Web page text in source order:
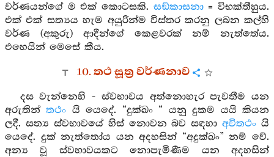
වර්ණයන්ගේ ම එක් කොටසකි. සඞ්කාසනා= විභක්තීහුය.
එක් එක් සත්‍යය හැම අයුරින්ම විස්තර කරනු ලබන කල්හි
වර්ණ (අකුරු) ආදීන්ගේ කෙළවරක් නම් නැත්තේය.
එහෙයින් මෙසේ කීය.
10. තථ සූත්‍ර වර්ණනාව
දස වැන්නෙහි - ස්වභාවය අත්නොහැර පැවතීම යන
අරුතින්තථං යි යෙදේ. “දුක්ඛං “ යනු දුකම යයි කියන
ලදී. සත්‍ය ස්වභාවයේ හිස් නොවන බව සඳහාඅවිතථං යි
යෙදේ. දුක් නැත්තෝය යන අදහසින් “අදුක්ඛං” නම් වේ.
අන්‍ය වූ ස්වභාවයකට නොපැමිණීම යන අදහසින්